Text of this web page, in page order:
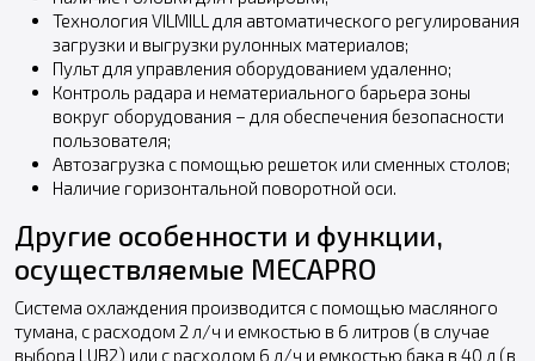
Технология VILMILL для автоматического регулирования
загрузки и выгрузки рулонных материалов;
Пульт для управления оборудованием удаленно;
Контроль радара и нематериального барьера зоны
вокруг оборудования – для обеспечения безопасности
пользователя;
Автозагрузка с помощью решеток или сменных столов;
Наличие горизонтальной поворотной оси.
Другие особенности и функции,
осуществляемые MECAPRO
Система охлаждения производится с помощью масляного
тумана, с расходом 2 л/ч и емкостью в 6 литров (в случае
выбора LUB2) или с расходом 6 л/ч и емкостью бака в 40 л (в